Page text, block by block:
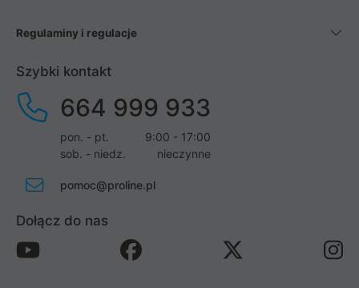
Regulaminy i regulacje
Szybki kontakt
664 999 933
pon. - pt.
9:00 - 17:00
sob. - niedz.
nieczynne
pomoc@proline.pl
Dołącz do nas